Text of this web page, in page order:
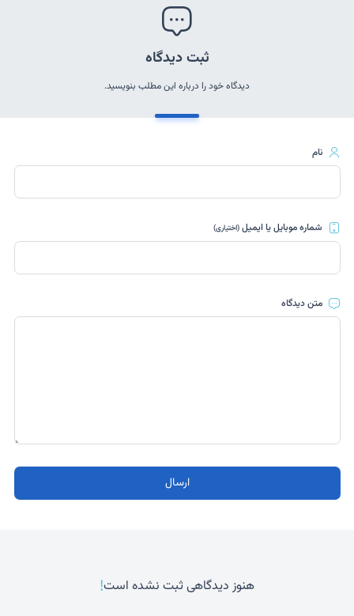
ثبت دیدگاه
دیدگاه خود را درباره این مطلب بنویسید.
نام
شماره موبایل یا ایمیل(اختیاری)
متن دیدگاه
ارسال
هنوز دیدگاهی ثبت نشده است!